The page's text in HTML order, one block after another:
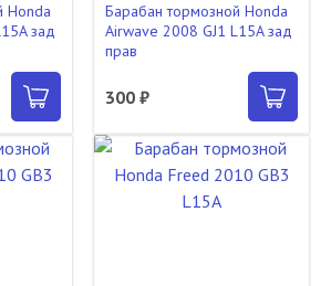
Honda
зад
Барабан тормозной Honda
Airwave 2008 GJ1 L15A зад
прав
300 ₽